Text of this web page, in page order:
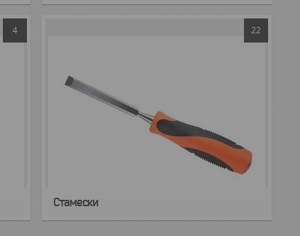
4 22
Стамески